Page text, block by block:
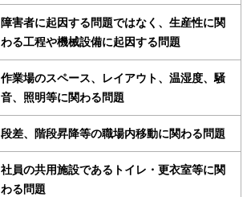
障害者に起因する問題ではなく、生産性に関
わる工程や機械設備に起因する問題
作業場のスペース、レイアウト、温湿度、騒
音、照明等に関わる問題
段差、階段昇降等の職場内移動に関わる問題
社員の共用施設であるトイレ・更衣室等に関
わる問題